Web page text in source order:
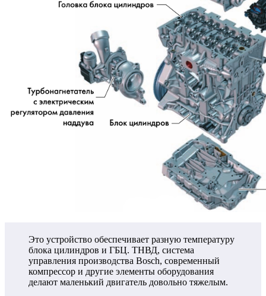
Это устройство обеспечивает разную температуру
блока цилиндров и ГБЦ. ТНВД, система
управления производства Bosch, современный
компрессор и другие элементы оборудования
делают маленький двигатель довольно тяжелым.